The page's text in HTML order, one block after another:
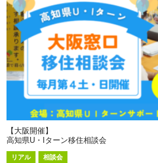
【大阪開催】
高知県U・Iターン移住相談会
リアル 相談会